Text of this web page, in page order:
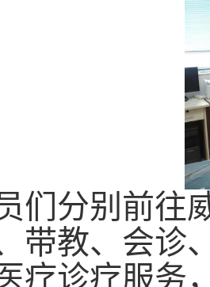
分别前往
带教、会诊
疗诊疗服务